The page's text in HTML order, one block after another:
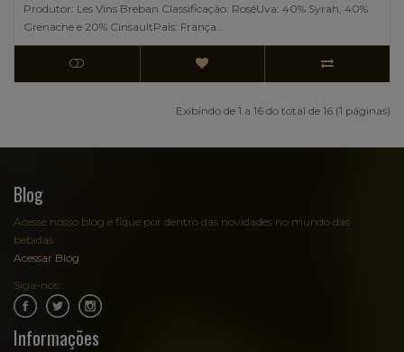
Produtor: Les Vins Breban Classificação: RoséUva: 40% Syrah, 40%
Grenache e 20% CinsaultPaís: França..
Exibindo de 1 a 16 do total de 16 (1 páginas)
Blog
Acesse nosso blog e fique por dentro das novidades no mundo das
bebidas:
Acessar Blog
Siga-nos:
Informações